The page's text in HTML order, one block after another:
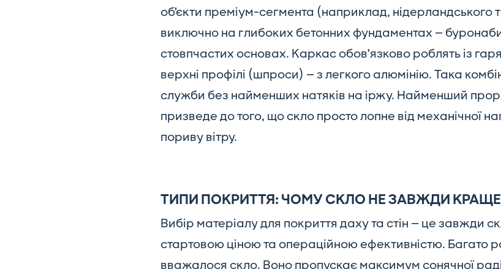
об’єкти преміум-сегмента (наприклад, нідерландського
виключно на глибоких бетонних фундаментах —
стовпчастих основах. Каркас обов’язково роблять із
верхні профілі (шпроси) — з легкого алюмінію. Така
служби без найменших натяків на іржу. Найменший
призведе до того, що скло просто лопне від механічної
пориву вітру.
ТИПИ ПОКРИТТЯ: ЧОМУ СКЛО НЕ ЗАВЖДИ КРАЩЕ
Вибір матеріалу для покриття даху та стін — це завжди
стартовою ціною та операційною ефективністю. Багато
вважалося скло. Воно пропускає максимум сонячної